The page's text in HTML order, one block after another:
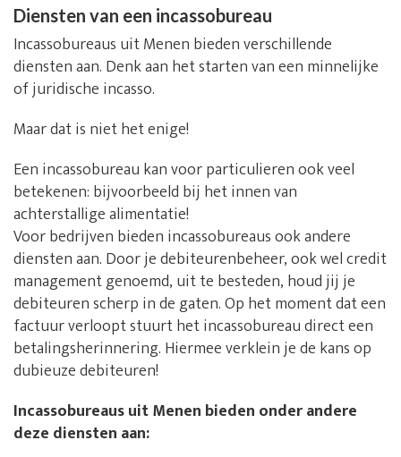
Diensten van een incassobureau
Incassobureaus uit Menen bieden verschillende
diensten aan. Denk aan het starten van een minnelijke
of juridische incasso.
Maar dat is niet het enige!
Een incassobureau kan voor particulieren ook veel
betekenen: bijvoorbeeld bij het innen van
achterstallige alimentatie!
Voor bedrijven bieden incassobureaus ook andere
diensten aan. Door je debiteurenbeheer, ook wel credit
management genoemd, uit te besteden, houd jij je
debiteuren scherp in de gaten. Op het moment dat een
factuur verloopt stuurt het incassobureau direct een
betalingsherinnering. Hiermee verklein je de kans op
dubieuze debiteuren!
Incassobureaus uit Menen bieden onder andere
deze diensten aan: